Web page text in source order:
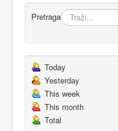
Pretraga
Today
Yesterday
This week
This month
Total